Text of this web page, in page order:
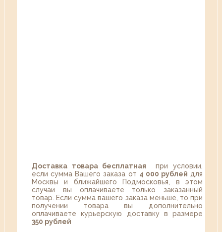
Доставка товара бесплатная при условии,
если сумма Вашего заказа от 4 000 рублей для
Москвы и ближайшего Подмосковья, в этом
случаи вы оплачиваете только заказанный
товар. Если сумма вашего заказа меньше, то при
получении товара вы дополнительно
оплачиваете курьерскую доставку в размере
350 рублей